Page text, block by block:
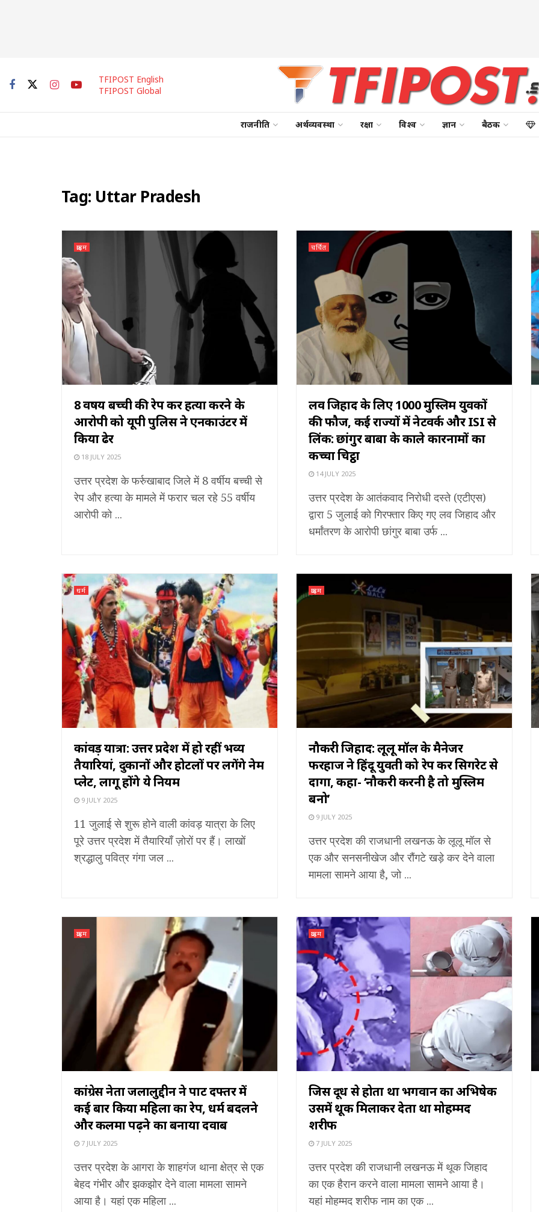
TFIPOST English
TFIPOST Global
राजनीति अर्थव्यवस्था रक्षा विश्व ज्ञान बैठक
Tag: Uttar Pradesh
क्राइम
8 वर्षीय बच्ची की रेप कर हत्या करने के
आरोपी को यूपी पुलिस ने एनकाउंटर में
किया ढेर
18 JULY 2025
उत्तर प्रदेश के फर्रुखाबाद जिले में 8 वर्षीय बच्ची से
रेप और हत्या के मामले में फरार चल रहे 55 वर्षीय
आरोपी को ...
चर्चित
लव जिहाद के लिए 1000 मुस्लिम युवकों
की फौज, कई राज्यों में नेटवर्क और ISI से
लिंक: छांगुर बाबा के काले कारनामों का
कच्चा चिट्ठा
14 JULY 2025
उत्तर प्रदेश के आतंकवाद निरोधी दस्ते (एटीएस)
द्वारा 5 जुलाई को गिरफ्तार किए गए लव जिहाद और
धर्मांतरण के आरोपी छांगुर बाबा उर्फ ...
धर्म
कांवड़ यात्रा: उत्तर प्रदेश में हो रहीं भव्य
तैयारियां, दुकानों और होटलों पर लगेंगे नेम
प्लेट, लागू होंगे ये नियम
9 JULY 2025
11 जुलाई से शुरू होने वाली कांवड़ यात्रा के लिए
पूरे उत्तर प्रदेश में तैयारियाँ ज़ोरों पर हैं। लाखों
श्रद्धालु पवित्र गंगा जल ...
क्राइम
नौकरी जिहाद: लूलू मॉल के मैनेजर
फरहाज ने हिंदू युवती को रेप कर सिगरेट से
दागा, कहा- ‘नौकरी करनी है तो मुस्लिम
बनो’
9 JULY 2025
उत्तर प्रदेश की राजधानी लखनऊ के लूलू मॉल से
एक और सनसनीखेज और रौंगटे खड़े कर देने वाला
मामला सामने आया है, जो ...
क्राइम
कांग्रेस नेता जलालुद्दीन ने पार्टी दफ्तर में
कई बार किया महिला का रेप, धर्म बदलने
और कलमा पढ़ने का बनाया दवाब
7 JULY 2025
उत्तर प्रदेश के आगरा के शाहगंज थाना क्षेत्र से एक
बेहद गंभीर और झकझोर देने वाला मामला सामने
आया है। यहां एक महिला ...
क्राइम
जिस दूध से होता था भगवान का अभिषेक
उसमें थूक मिलाकर देता था मोहम्मद
शरीफ
7 JULY 2025
उत्तर प्रदेश की राजधानी लखनऊ में थूक जिहाद
का एक हैरान करने वाला मामला सामने आया है।
यहां मोहम्मद शरीफ नाम का एक ...